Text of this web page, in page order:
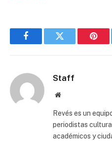
FacebookTwitter
Staff
Website
Revés es un
periodistas
académicos y